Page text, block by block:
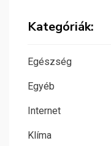
Kategóriák:
Egészség
Egyéb
Internet
Klíma